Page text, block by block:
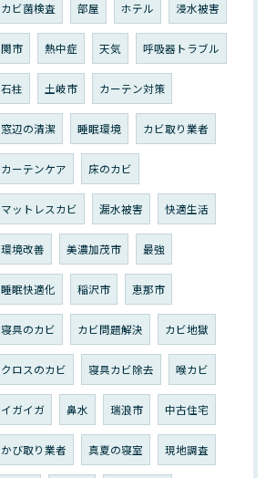
カビ菌検査 部屋 ホテル 浸水被害
関市 熱中症 天気 呼吸器トラブル
石柱 土岐市 カーテン対策
窓辺の清潔 睡眠環境 カビ取り業者
カーテンケア 床のカビ
マットレスカビ 漏水被害 快適生活
環境改善 美濃加茂市 最強
睡眠快適化 稲沢市 恵那市
寝具のカビ カビ問題解決 カビ地獄
クロスのカビ 寝具カビ除去 喉カビ
イガイガ 鼻水 瑞浪市 中古住宅
かび取り業者 真夏の寝室 現地調査